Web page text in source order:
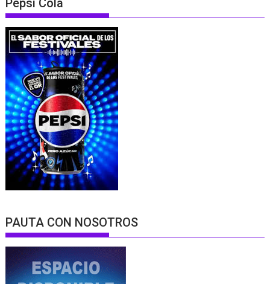
Pepsi Cola
PAUTA CON NOSOTROS